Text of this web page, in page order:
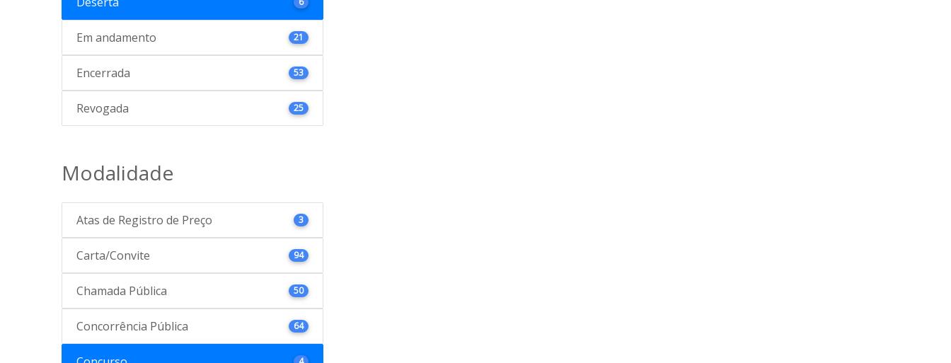
Em andamento 21
Encerrada 53
Revogada 25
Modalidade
Atas de Registro de Preço 3
Carta/Convite 94
Chamada Pública 50
Concorrência Pública 64